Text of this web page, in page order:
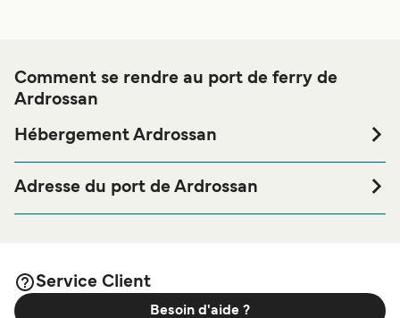
Comment se rendre au port de ferry de
Ardrossan
Hébergement Ardrossan
Ardrossan ou à proximité, avant ou après votre voyage ou
si vous êtes à la recherche de logements pour votre séjour,
Adresse du port de Ardrossan
Service Client
Besoin d'aide ?